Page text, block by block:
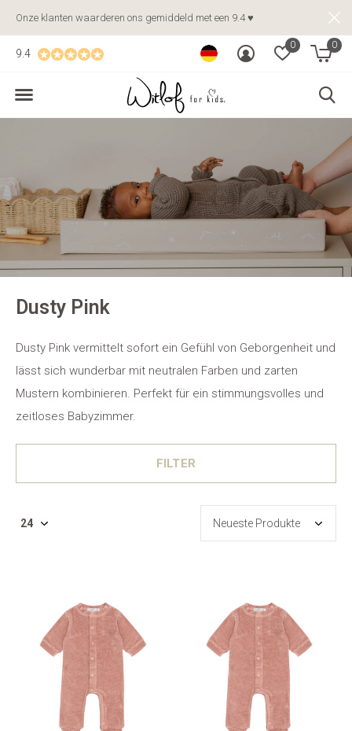
0 0
9.4
Onze klanten waarderen ons gemiddeld met een 9.4 ♥
Dusty Pink
Dusty Pink vermittelt sofort ein Gefühl von Geborgenheit und
lässt sich wunderbar mit neutralen Farben und zarten
Mustern kombinieren. Perfekt für ein stimmungsvolles und
zeitloses Babyzimmer.
FILTER